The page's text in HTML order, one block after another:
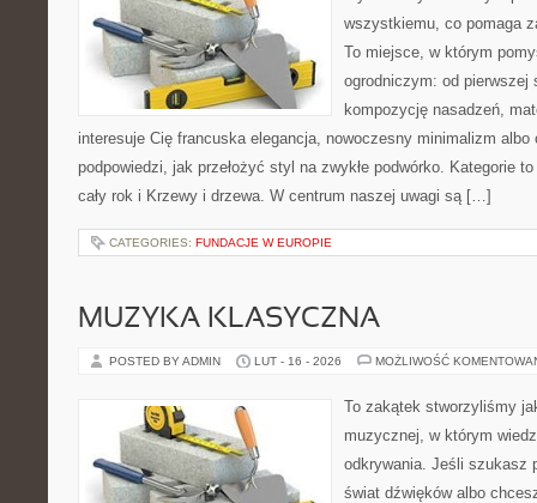
wszystkiemu, co pomaga
To miejsce, w którym
ogrodniczym: od pierwszej
kompozycję nasadzeń,
interesuje Cię francuska elegancja, nowoczesny minimalizm
podpowiedzi, jak przełożyć styl na zwykłe podwórko. Kategorie
cały rok i Krzewy i drzewa. W centrum naszej uwagi są […]
CATEGORIES: FUNDACJE W EUROPIE
MUZYKA KLASYCZNA
POSTED BY ADMIN LUT - 16 - 2026 MOŻLIWOŚĆ
To zakątek stworzyliśmy
muzycznej, w którym
odkrywania. Jeśli szukasz
świat dźwięków albo